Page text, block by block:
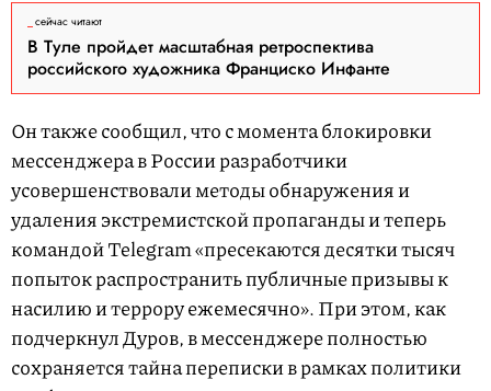
сейчас читают
В Туле пройдет масштабная ретроспектива
российского художника Франциско Инфанте
Он также сообщил, что с момента блокировки
мессенджера в России разработчики
усовершенствовали методы обнаружения и
удаления экстремистской пропаганды и теперь
командой Telegram «пресекаются десятки тысяч
попыток распространить публичные призывы к
насилию и террору ежемесячно». При этом, как
подчеркнул Дуров, в мессенджере полностью
сохраняется тайна переписки в рамках политики